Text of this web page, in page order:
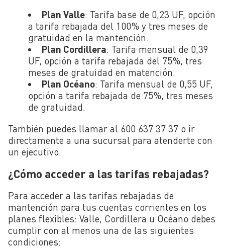
Plan Valle: Tarifa base de 0,23 UF, opción
a tarifa rebajada del 100% y tres meses de
gratuidad en la mantención.
Plan Cordillera: Tarifa mensual de 0,39
UF, opción a tarifa rebajada del 75%, tres
meses de gratuidad en matención.
Plan Océano: Tarifa mensual de 0,55 UF,
opción a tarifa rebajada de 75%, tres meses
de gratuidad.
También puedes llamar al 600 637 37 37 o ir
directamente a una sucursal para atenderte con
un ejecutivo.
¿Cómo acceder a las tarifas rebajadas?
Para acceder a las tarifas rebajadas de
mantención para tus cuentas corrientes en los
planes flexibles: Valle, Cordillera u Océano debes
cumplir con al menos una de las siguientes
condiciones: